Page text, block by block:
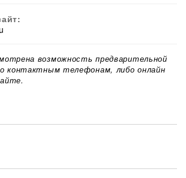
возможность предварительной
контактным телефонам, либо онлайн